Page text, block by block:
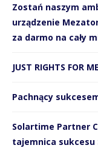
Zostań naszym
urządzenie
za darmo na cały
JUST RIGHTS FOR
Pachnący
Solartime Partner
tajemnica sukcesu